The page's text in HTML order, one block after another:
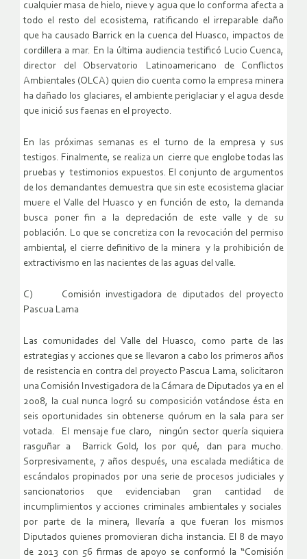
cualquier masa de hielo, nieve y agua que lo conforma afecta a
todo el resto del ecosistema, ratificando el irreparable daño
que ha causado Barrick en la cuenca del Huasco, impactos de
cordillera a mar. En la última audiencia testificó Lucio Cuenca,
director del Observatorio Latinoamericano de Conflictos
Ambientales (OLCA) quien dio cuenta como la empresa minera
ha dañado los glaciares, el ambiente periglaciar y el agua desde
que inició sus faenas en el proyecto.
En las próximas semanas es el turno de la empresa y sus
testigos. Finalmente, se realiza un cierre que englobe todas las
pruebas y testimonios expuestos. El conjunto de argumentos
de los demandantes demuestra que sin este ecosistema glaciar
muere el Valle del Huasco y en función de esto, la demanda
busca poner fin a la depredación de este valle y de su
población. Lo que se concretiza con la revocación del permiso
ambiental, el cierre definitivo de la minera y la prohibición de
extractivismo en las nacientes de las aguas del valle.
C) Comisión investigadora de diputados del proyecto
Pascua Lama
Las comunidades del Valle del Huasco, como parte de las
estrategias y acciones que se llevaron a cabo los primeros años
de resistencia en contra del proyecto Pascua Lama, solicitaron
una Comisión Investigadora de la Cámara de Diputados ya en el
2008, la cual nunca logró su composición votándose ésta en
seis oportunidades sin obtenerse quórum en la sala para ser
votada. El mensaje fue claro, ningún sector quería siquiera
rasguñar a Barrick Gold, los por qué, dan para mucho.
Sorpresivamente, 7 años después, una escalada mediática de
escándalos propinados por una serie de procesos judiciales y
sancionatorios que evidenciaban gran cantidad de
incumplimientos y acciones criminales ambientales y sociales
por parte de la minera, llevaría a que fueran los mismos
Diputados quienes promovieran dicha instancia. El 8 de mayo
de 2013 con 56 firmas de apoyo se conformó la “Comisión